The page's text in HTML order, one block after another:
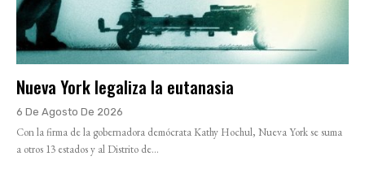
Nueva York legaliza la eutanasia
6 De Agosto De 2026
Con la firma de la gobernadora demócrata Kathy Hochul, Nueva York se suma
a otros 13 estados y al Distrito de...